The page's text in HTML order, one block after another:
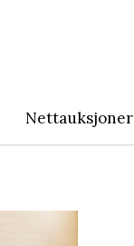
Nettauksjoner